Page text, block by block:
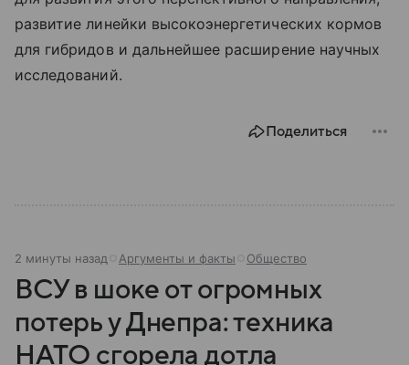
развитие линейки высокоэнергетических кормов
для гибридов и дальнейшее расширение научных
исследований.
Поделиться
2 минуты назад Аргументы и факты Общество
ВСУ в шоке от огромных
потерь у Днепра: техника
НАТО сгорела дотла